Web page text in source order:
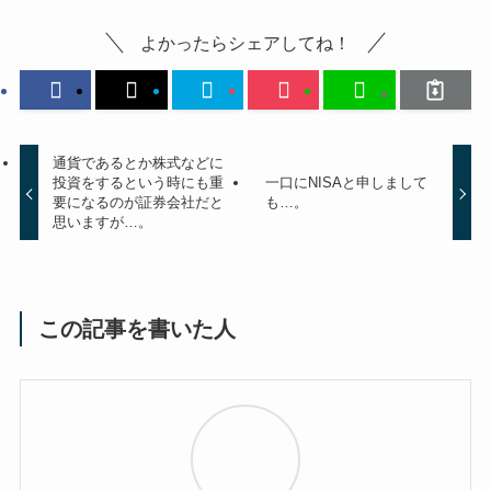
よかったらシェアしてね！
通貨であるとか株式などに
投資をするという時にも重
要になるのが証券会社だと
思いますが…。
一口にNISAと申しまして
も…。
この記事を書いた人